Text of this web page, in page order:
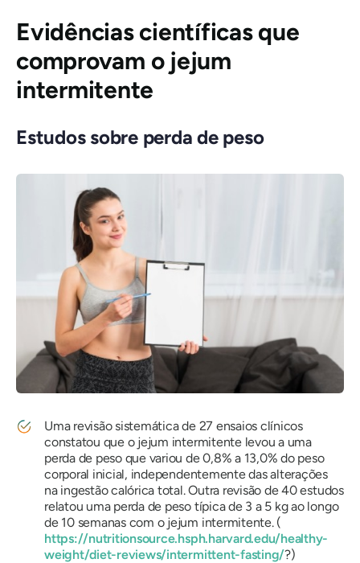
Evidências científicas que
comprovam o jejum
intermitente
Estudos sobre perda de peso
Uma revisão sistemática de 27 ensaios clínicos
constatou que o jejum intermitente levou a uma
perda de peso que variou de 0,8% a 13,0% do peso
corporal inicial, independentemente das alterações
na ingestão calórica total. Outra revisão de 40 estudos
relatou uma perda de peso típica de 3 a 5 kg ao longo
de 10 semanas com o jejum intermitente. (
https://nutritionsource.hsph.harvard.edu/healthy-
weight/diet-reviews/intermittent-fasting/?)